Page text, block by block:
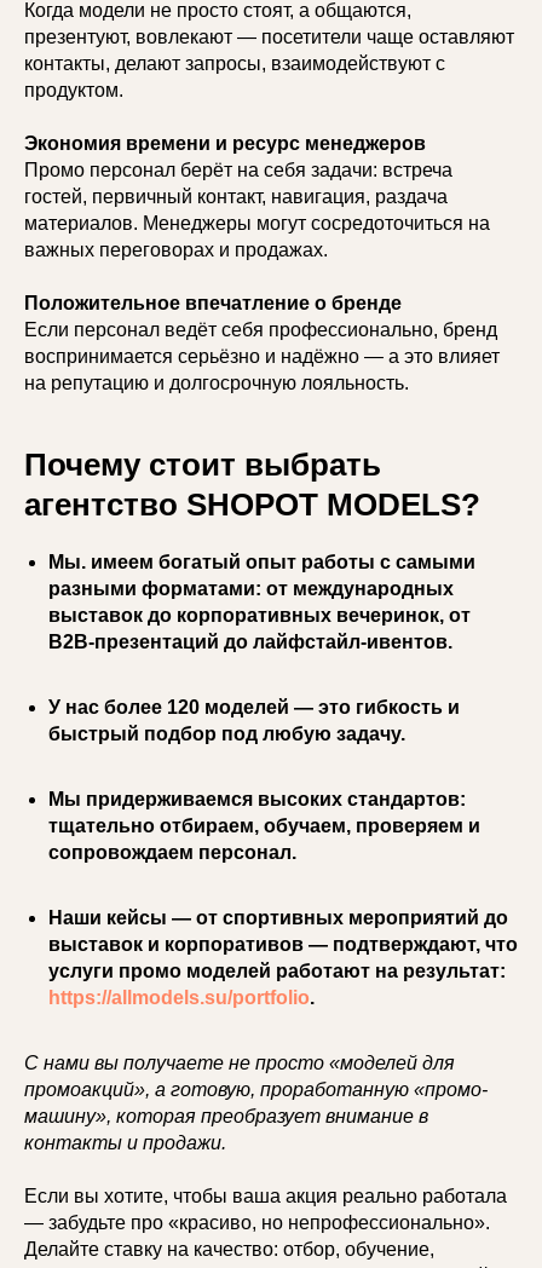
Когда модели не просто стоят, а общаются,
презентуют, вовлекают — посетители чаще оставляют
контакты, делают запросы, взаимодействуют с
продуктом.
Экономия времени и ресурс менеджеров
Промо персонал берёт на себя задачи: встреча
гостей, первичный контакт, навигация, раздача
материалов. Менеджеры могут сосредоточиться на
важных переговорах и продажах.
Положительное впечатление о бренде
Если персонал ведёт себя профессионально, бренд
воспринимается серьёзно и надёжно — а это влияет
на репутацию и долгосрочную лояльность.
Почему стоит выбрать
агентство SHOPOT MODELS?
Мы. имеем богатый опыт работы с самыми
разными форматами: от международных
выставок до корпоративных вечеринок, от
B2B-презентаций до лайфстайл-ивентов.
У нас более 120 моделей — это гибкость и
быстрый подбор под любую задачу.
Мы придерживаемся высоких стандартов:
тщательно отбираем, обучаем, проверяем и
сопровождаем персонал.
Наши кейсы — от спортивных мероприятий до
выставок и корпоративов — подтверждают, что
услуги промо моделей работают на результат:
https://allmodels.su/portfolio.
С нами вы получаете не просто «моделей для
промоакций», а готовую, проработанную «промо-
машину», которая преобразует внимание в
контакты и продажи.
Если вы хотите, чтобы ваша акция реально работала
— забудьте про «красиво, но непрофессионально».
Делайте ставку на качество: отбор, обучение,